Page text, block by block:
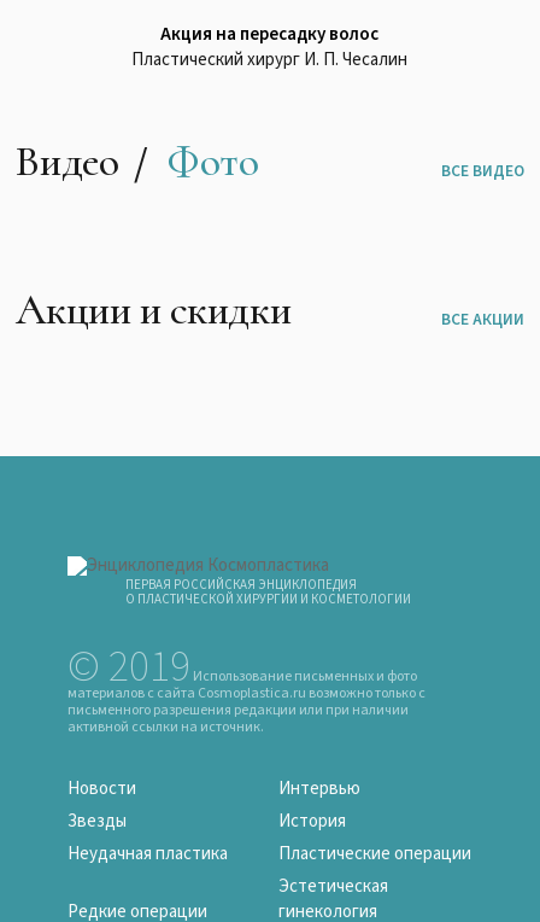
Акция на пересадку волос
Пластический хирург И. П. Чесалин
Видео Фото ВСЕ ВИДЕО
Акции и скидки ВСЕ АКЦИИ
ПЕРВАЯ РОССИЙСКАЯ ЭНЦИКЛОПЕДИЯ
О ПЛАСТИЧЕСКОЙ ХИРУРГИИ И КОСМЕТОЛОГИИ
© 2019 Использование письменных и фото
материалов с сайта Cosmoplastica.ru возможно только с
письменного разрешения редакции или при наличии
активной ссылки на источник.
Новости
Интервью
Звезды
История
Неудачная пластика
Пластические операции
Редкие операции
Эстетическая
гинекология